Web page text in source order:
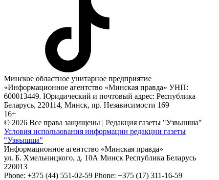
Минское областное унитарное предприятие
«Информационное агентство «Минская правда» УНП:
600013449. Юридический и почтовый адрес: Республика
Беларусь, 220114, Минск, пр. Независимости 169
16+
© 2026 Все права защищены | Редакция газеты "Узвышша"
Условия использования информации редакции газеты
"Узвышша"
Информационное агентство «Минская правда»
ул. Б. Хмельницкого, д. 10А Минск Республика Беларусь
220013
Phone: +375 (44) 551-02-59 Phone: +375 (17) 311-16-59